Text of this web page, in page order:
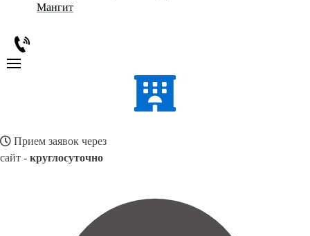
Мангит
Прием заявок через
сайт - круглосуточно